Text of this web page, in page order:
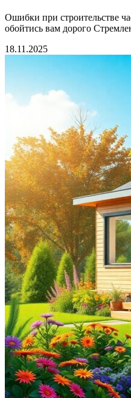
Ошибки при строительстве
обойтись вам дорого
18.11.2025